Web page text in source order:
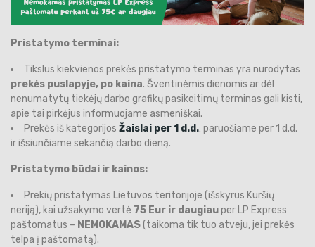
Pristatymo terminai:
Tikslus kiekvienos prekės pristatymo terminas yra nurodytas
prekės puslapyje, po kaina. Šventinėmis dienomis ar dėl
nenumatytų tiekėjų darbo grafikų pasikeitimų terminas gali kisti,
apie tai pirkėjus informuojame asmeniškai.
Prekės iš kategorijos Žaislai per 1 d.d.: paruošiame per 1 d.d.
ir išsiunčiame sekančią darbo dieną.
Pristatymo būdai ir kainos:
Prekių pristatymas Lietuvos teritorijoje (išskyrus Kuršių
neriją), kai užsakymo vertė 75 Eur ir daugiauper LP Express
paštomatus – NEMOKAMAS(taikoma tik tuo atveju, jei prekės
telpa į paštomatą).